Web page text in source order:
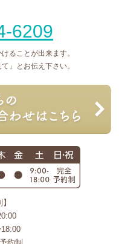
6209
ることが出来ます。
」とお伝え下さい。
約制